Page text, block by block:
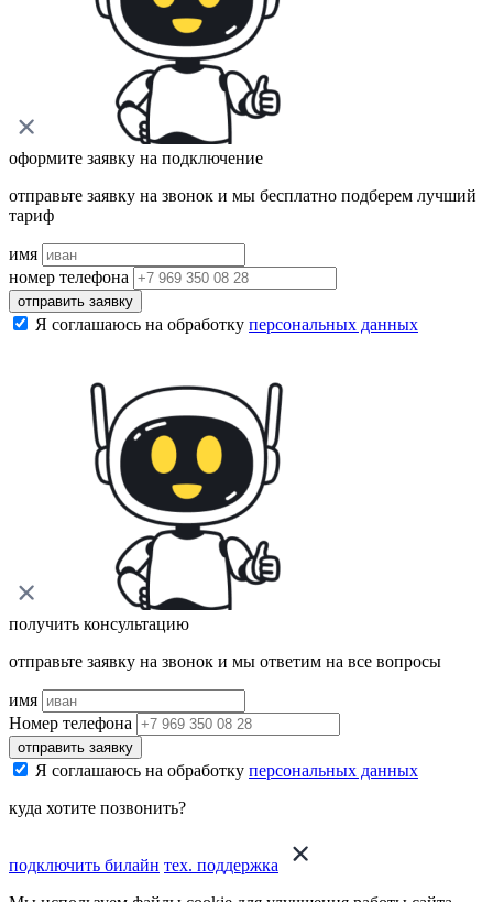
оформите заявку на подключение
отправьте заявку на звонок и мы бесплатно подберем лучший
тариф
имя
номер телефона
отправить заявку
Я соглашаюсь на обработку персональных данных
получить консультацию
отправьте заявку на звонок и мы ответим на все вопросы
имя
Номер телефона
отправить заявку
Я соглашаюсь на обработку персональных данных
куда хотите позвонить?
подключить билайн тех. поддержка